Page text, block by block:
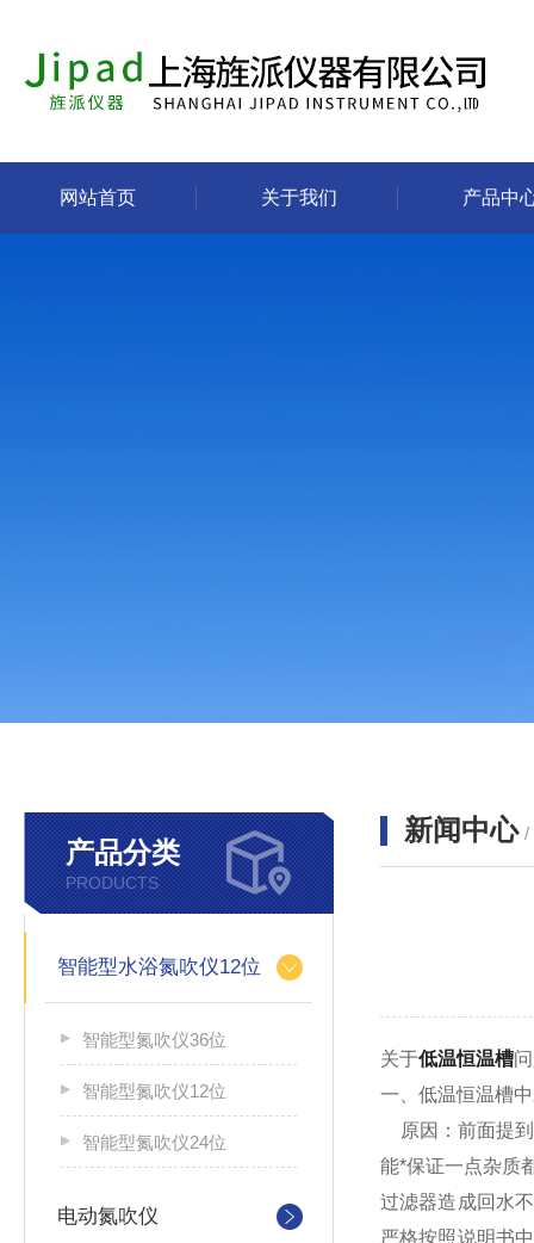
网站首页 关于我们 产品中
产品分类
PRODUCTS
智能型水浴氮吹仪12位
智能型氮吹仪36位
智能型氮吹仪12位
智能型氮吹仪24位
电动氮吹仪
新闻中心 /
关于低温恒温槽
一、低温恒温槽
原因：前面提到
能*保证一点杂质
过滤器造成回水
严格按照说明书